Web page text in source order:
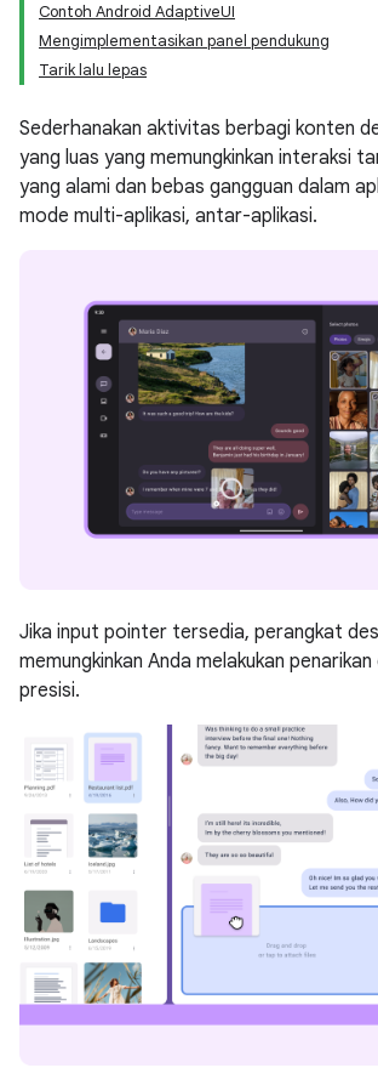
Contoh Android AdaptiveUI
Mengimplementasikan panel pendukung
Tarik lalu lepas
Sederhanakan aktivitas berbagi konten
yang luas yang memungkinkan interaksi
yang alami dan bebas gangguan dalam
mode multi-aplikasi, antar-aplikasi.
Jika input pointer tersedia, perangkat
memungkinkan Anda melakukan
presisi.